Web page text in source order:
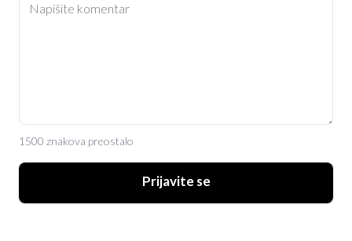
1500 znakova preostalo
Prijavite se